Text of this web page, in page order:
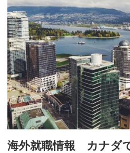
週末コース│週1回
寿司職人養成コー
学費
すしアカ卒業生
卒業後のサポ
海外就職情報 カナダ